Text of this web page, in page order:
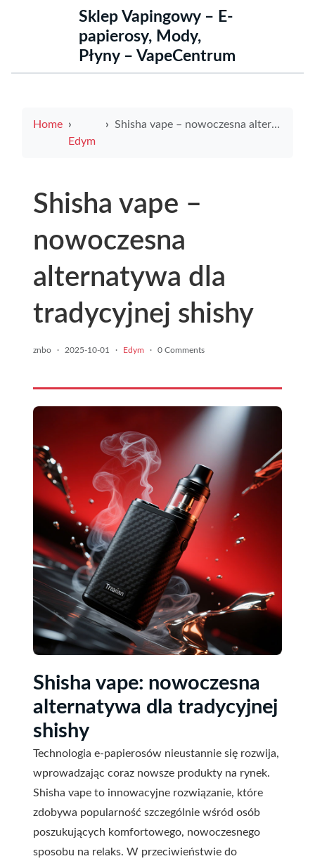
Sklep Vapingowy – E-
papierosy, Mody,
Płyny – VapeCentrum
Home
Edym
Shisha vape – nowoczesna alternatywa dla tradycyjnej shishy
Shisha vape –
nowoczesna
alternatywa dla
tradycyjnej shishy
znbo · 2025-10-01 · Edym · 0 Comments
Shisha vape: nowoczesna
alternatywa dla tradycyjnej
shishy
Technologia e-papierosów nieustannie się rozwija,
wprowadzając coraz nowsze produkty na rynek.
Shisha vape to innowacyjne rozwiązanie, które
zdobywa popularność szczególnie wśród osób
poszukujących komfortowego, nowoczesnego
sposobu na relaks. W przeciwieństwie do